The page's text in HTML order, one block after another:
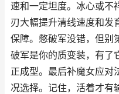
速和一定坦度。冰心或不
刃大幅提升清线速度和发
保障。憋破军没错，但别
破军是你的质变装，有了
正成型。最后补魔女应对
况选择。记住，活着才有